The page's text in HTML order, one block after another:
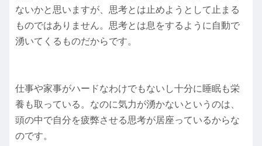
ないかと思いますが、思考とは止めようとして止まる
ものではありません。思考とは息をするように自動で
湧いてくるものだからです。
仕事や家事がハードなわけでもないし十分に睡眠も栄
養も取っている。なのに気力が湧かないというのは、
頭の中で自分を疲弊させる思考が居座っているからな
のです。